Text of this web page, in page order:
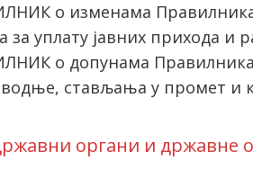
о изменама
за уплату јавних прихода и
o допунама
стављања у промет и
органи и државне